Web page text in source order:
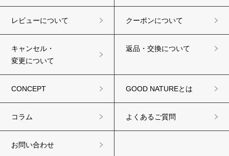
レビューについて クーポンについて
キャンセル・
変更について
返品・交換について
CONCEPT GOOD NATUREとは
コラム よくあるご質問
お問い合わせ